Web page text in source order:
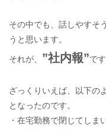
その中でも、話しやすそ
うと思います。
それが、 ”社内報”です
ざっくりいえば、以下の
となったのです。
・在宅勤務で閉じてしま